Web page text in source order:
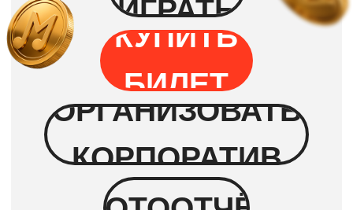
Угадывать ничего не нужно!
Исполнители и названия песен
на экране